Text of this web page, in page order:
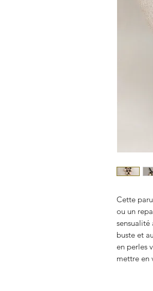
Cette
ou un
sensualité
buste et
en perles
mettre en